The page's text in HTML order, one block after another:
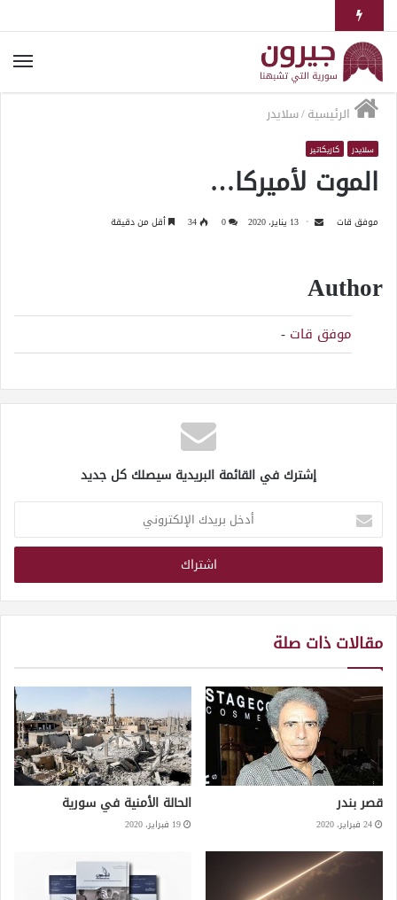
الرئيسية/سلايدر
سلايدر كاريكاتير
الموت لأميركا…
موفق قات 13 يناير، 2020 34 أقل من دقيقة
Author
موفق قات -
إشترك في القائمة البريدية سيصلك كل جديد
أدخل
بريدك
الإلكتروني
مقالات ذات صلة
قصر بندر
24 فبراير، 2020
الحالة الأمنية في سورية
19 فبراير، 2020